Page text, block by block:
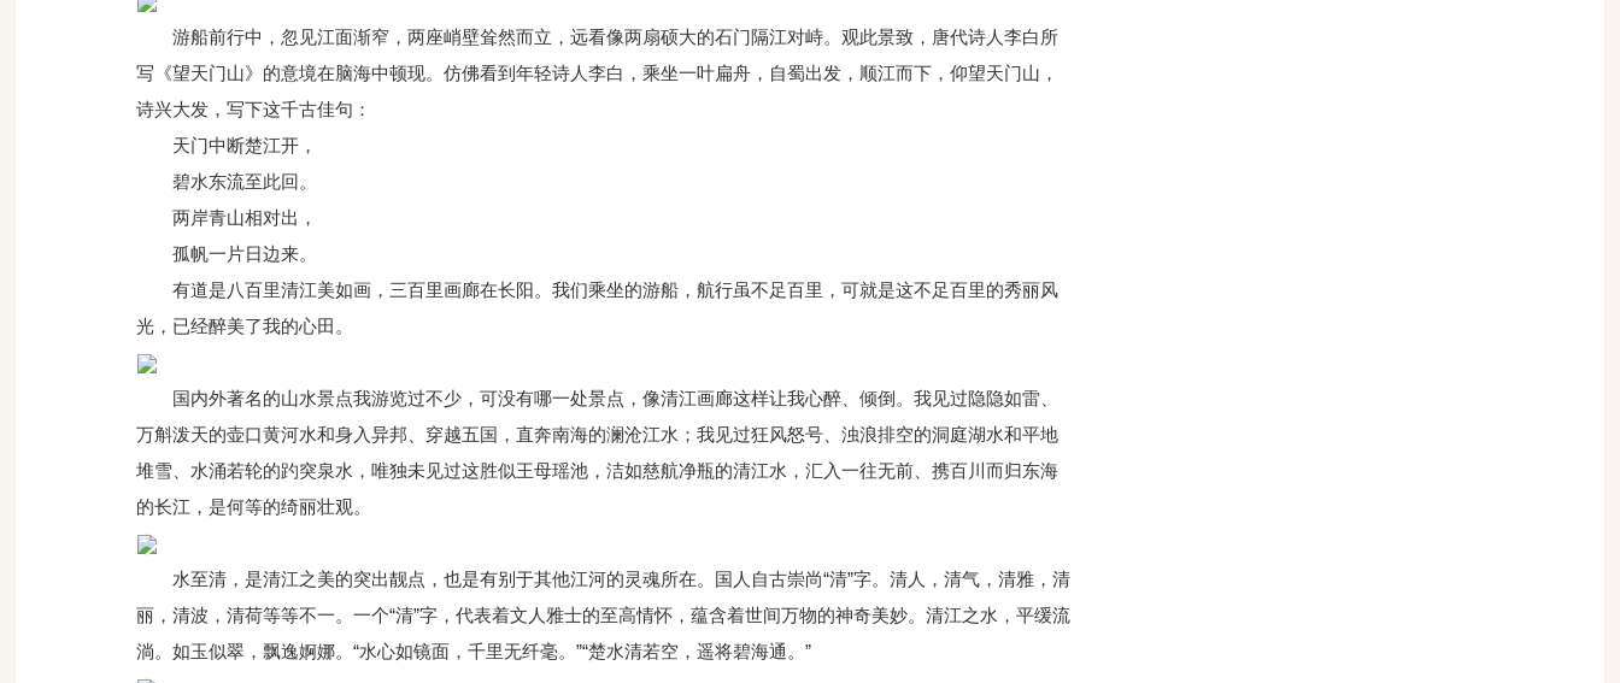
游船前行中，忽见江面渐窄，两座峭壁耸然而立，远看像两扇硕大的石门隔江对峙。观此景致，唐代诗人李白所
写《望天门山》的意境在脑海中顿现。仿佛看到年轻诗人李白，乘坐一叶扁舟，自蜀出发，顺江而下，仰望天门山，
诗兴大发，写下这千古佳句：
天门中断楚江开，
碧水东流至此回。
两岸青山相对出，
孤帆一片日边来。
有道是八百里清江美如画，三百里画廊在长阳。我们乘坐的游船，航行虽不足百里，可就是这不足百里的秀丽风
光，已经醉美了我的心田。
国内外著名的山水景点我游览过不少，可没有哪一处景点，像清江画廊这样让我心醉、倾倒。我见过隐隐如雷、
万斛泼天的壶口黄河水和身入异邦、穿越五国，直奔南海的澜沧江水；我见过狂风怒号、浊浪排空的洞庭湖水和平地
堆雪、水涌若轮的趵突泉水，唯独未见过这胜似王母瑶池，洁如慈航净瓶的清江水，汇入一往无前、携百川而归东海
的长江，是何等的绮丽壮观。
水至清，是清江之美的突出靓点，也是有别于其他江河的灵魂所在。国人自古崇尚“清”字。清人，清气，清雅，清
丽，清波，清荷等等不一。一个“清”字，代表着文人雅士的至高情怀，蕴含着世间万物的神奇美妙。清江之水，平缓流
淌。如玉似翠，飘逸婀娜。“水心如镜面，千里无纤毫。”“楚水清若空，遥将碧海通。”